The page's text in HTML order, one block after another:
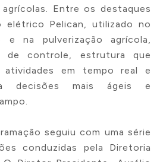
Instituição
CNPJ
Entre os destaques
elétrico Pelican, utilizado no
e na pulverização agrícola,
de controle, estrutura que
atividades em tempo real e
decisões mais ágeis e
seguiu com uma série
conduzidas pela Diretoria